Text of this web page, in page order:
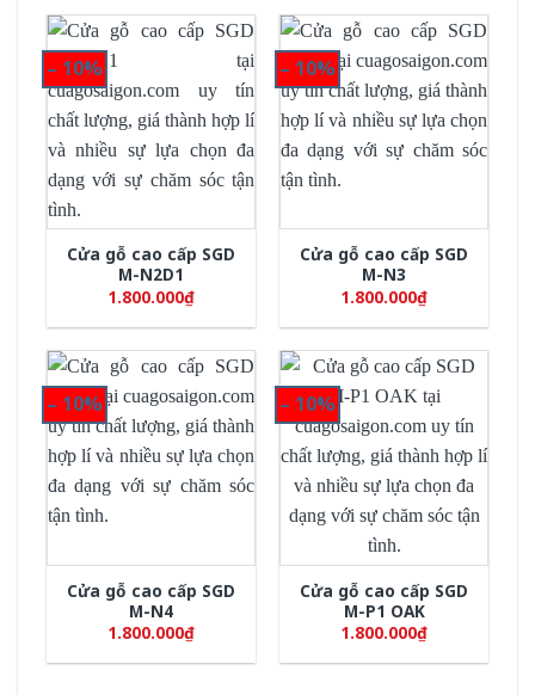
– 10%
Cửa gỗ cao cấp SGD
M-N2D1
1.800.000₫
– 10%
Cửa gỗ cao cấp SGD
M-N3
1.800.000₫
– 10%
Cửa gỗ cao cấp SGD
M-N4
1.800.000₫
– 10%
Cửa gỗ cao cấp SGD
M-P1 OAK
1.800.000₫